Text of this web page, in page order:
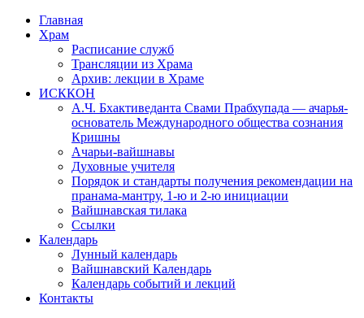
Перейти
содержимому
Главная
Храм
Расписание служб
Трансляции из Храма
Архив: лекции в Храме
ИСККОН
А.Ч. Бхактиведанта Свами Прабхупада — ачарья-
основатель Международного общества сознания
Кришны
Ачарьи-вайшнавы
Духовные учителя
Порядок и стандарты получения рекомендации на
пранама-мантру, 1-ю и 2-ю инициации
Вайшнавская тилака
Ссылки
Календарь
Лунный календарь
Вайшнавский Календарь
Календарь событий и лекций
Контакты